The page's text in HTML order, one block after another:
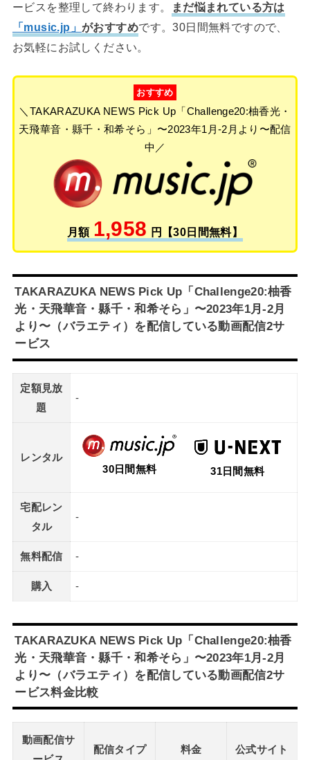
ービスを整理して終わります。
まだ悩まれている方は
「music.jp」がおすすめです。30日間無料ですので、
お気軽にお試しください。
おすすめ
＼TAKARAZUKA NEWS Pick Up「Challenge20:柚香光・
天飛華音・縣千・和希そら」〜2023年1月-2月より〜配信
中／
月額 1,958 円【30日間無料】
TAKARAZUKA NEWS Pick Up「Challenge20:柚香
光・天飛華音・縣千・和希そら」〜2023年1月-2月
より〜（バラエティ）を配信している動画配信2サ
ービス
定額見放
題
-
レンタル
30日間無料
31日間無料
宅配レン
タル
-
無料配信 -
購入 -
TAKARAZUKA NEWS Pick Up「Challenge20:柚香
光・天飛華音・縣千・和希そら」〜2023年1月-2月
より〜（バラエティ）を配信している動画配信2サ
ービス料金比較
動画配信サ
配信タイプ 料金 公式サイト